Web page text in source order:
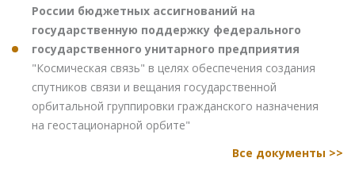
России бюджетных ассигнований на
государственную поддержку федерального
государственного унитарного предприятия
"Космическая связь" в целях обеспечения создания
спутников связи и вещания государственной
орбитальной группировки гражданского назначения
на геостационарной орбите"
Все документы >>